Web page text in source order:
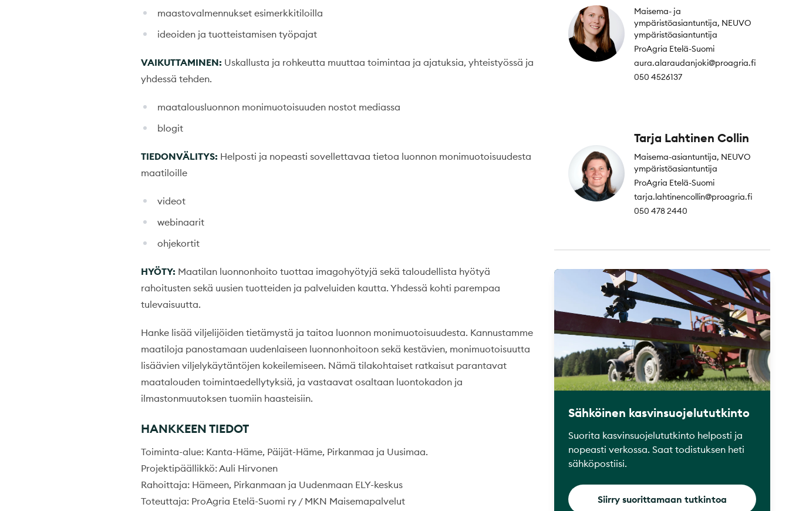
maastovalmennukset esimerkkitiloilla
ideoiden ja tuotteistamisen työpajat
VAIKUTTAMINEN: Uskallusta ja rohkeutta muuttaa toimintaa ja ajatuksia, yhteistyössä ja
yhdessä tehden.
maatalousluonnon monimuotoisuuden nostot mediassa
blogit
TIEDONVÄLITYS: Helposti ja nopeasti sovellettavaa tietoa luonnon monimuotoisuudesta
maatiloille
videot
webinaarit
ohjekortit
HYÖTY: Maatilan luonnonhoito tuottaa imagohyötyjä sekä taloudellista hyötyä
rahoitusten sekä uusien tuotteiden ja palveluiden kautta. Yhdessä kohti parempaa
tulevaisuutta.
Hanke lisää viljelijöiden tietämystä ja taitoa luonnon monimuotoisuudesta. Kannustamme
maatiloja panostamaan uudenlaiseen luonnonhoitoon sekä kestävien, monimuotoisuutta
lisäävien viljelykäytäntöjen kokeilemiseen. Nämä tilakohtaiset ratkaisut parantavat
maatalouden toimintaedellytyksiä, ja vastaavat osaltaan luontokadon ja
ilmastonmuutoksen tuomiin haasteisiin.
HANKKEEN TIEDOT
Toiminta-alue: Kanta-Häme, Päijät-Häme, Pirkanmaa ja Uusimaa.
Projektipäällikkö: Auli Hirvonen
Rahoittaja: Hämeen, Pirkanmaan ja Uudenmaan ELY-keskus
Toteuttaja: ProAgria Etelä-Suomi ry / MKN Maisemapalvelut
Maisema- ja
ympäristöasiantuntija, NEUVO
ympäristöasiantuntija
ProAgria Etelä-Suomi
aura.alaraudanjoki@proagria.fi
050 4526137
Tarja Lahtinen Collin
Maisema-asiantuntija, NEUVO
ympäristöasiantuntija
ProAgria Etelä-Suomi
tarja.lahtinencollin@proagria.fi
050 478 2440
Sähköinen kasvinsuojelututkinto
Suorita kasvinsuojelututkinto helposti ja
nopeasti verkossa. Saat todistuksen heti
sähköpostiisi.
Siirry suorittamaan tutkintoa